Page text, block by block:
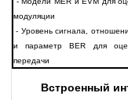
модуляции
- Уровень сигнала,
и параметр BER для
передачи
Встроенный